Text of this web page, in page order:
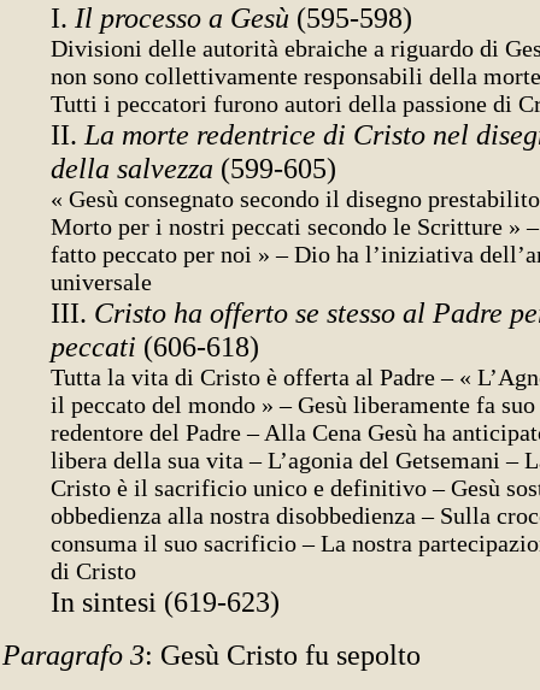
I. Il processo a Gesù (595-598)
Divisioni delle autorità ebraiche a riguardo di
non sono collettivamente responsabili della
Tutti i peccatori furono autori della passione di
II. La morte redentrice di Cristo nel
della salvezza (599-605)
« Gesù consegnato secondo il disegno
Morto per i nostri peccati secondo le Scritture »
fatto peccato per noi » – Dio ha l’iniziativa
universale
III. Cristo ha offerto se stesso al Padre
peccati (606-618)
Tutta la vita di Cristo è offerta al Padre – «
il peccato del mondo » – Gesù liberamente fa suo
redentore del Padre – Alla Cena Gesù ha
libera della sua vita – L’agonia del Getsemani –
Cristo è il sacrificio unico e definitivo – Gesù
obbedienza alla nostra disobbedienza – Sulla
consuma il suo sacrificio – La nostra
di Cristo
In sintesi (619-623)
Paragrafo 3: Gesù Cristo fu sepolto